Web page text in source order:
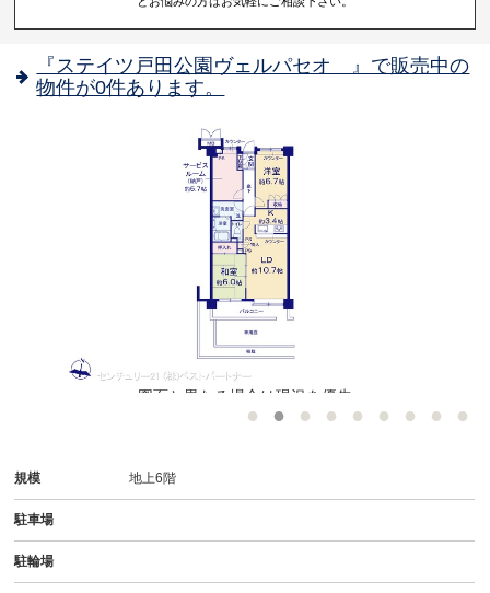
『ステイツ戸田公園ヴェルパセオ 』で販売中の
物件が0件あります。
図面と異なる場合は現況を優先
規模 地上6階
駐車場
駐輪場